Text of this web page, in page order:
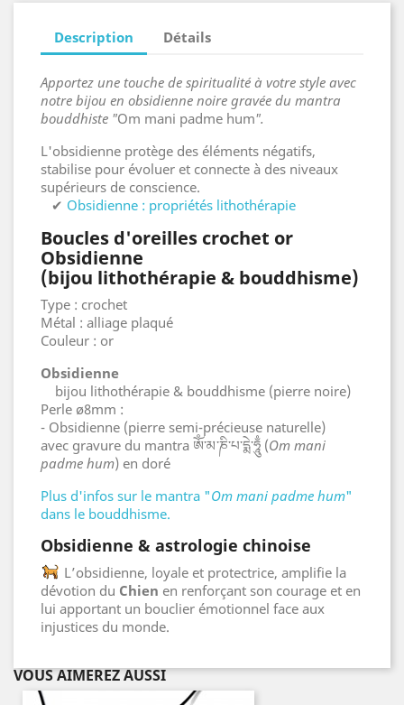
Description Détails
Apportez une touche de spiritualité à votre style avec
notre bijou en obsidienne noire gravée du mantra
bouddhiste "Om mani padme hum".
L'obsidienne protège des éléments négatifs,
stabilise pour évoluer et connecte à des niveaux
supérieurs de conscience.
✔ Obsidienne : propriétés lithothérapie
Boucles d'oreilles crochet or
Obsidienne
(bijou lithothérapie & bouddhisme)
Type : crochet
Métal : alliage plaqué
Couleur : or
Obsidienne
bijou lithothérapie & bouddhisme (pierre noire)
Perle ø8mm :
- Obsidienne (pierre semi-précieuse naturelle)
avec gravure du mantra ཨོཾ་མ་ཎི་པ་དྨེ་ཧཱུྃ (Om mani
padme hum) en doré
Plus d'infos sur le mantra "Om mani padme hum"
dans le bouddhisme.
Obsidienne & astrologie chinoise
L’obsidienne, loyale et protectrice, amplifie la
dévotion du Chien en renforçant son courage et en
lui apportant un bouclier émotionnel face aux
injustices du monde.
VOUS AIMEREZ AUSSI